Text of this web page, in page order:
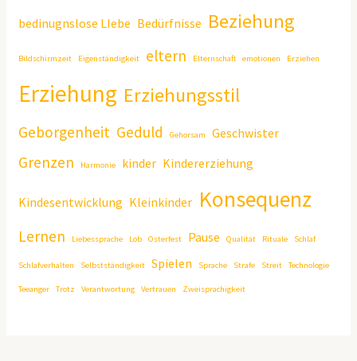
bedinugnslose LIebe Bedürfnisse Beziehung
Bildschirmzeit Eigenständigkeit eltern Elternschaft emotionen Erziehen
Erziehung Erziehungsstil
Geborgenheit Geduld Gehorsam Geschwister
Grenzen Harmonie kinder Kindererziehung
Kindesentwicklung Kleinkinder Konsequenz
Lernen Liebessprache Lob Osterfest Pause Qualität Rituale Schlaf
Schlafverhalten Selbstständigkeit Spielen Sprache Strafe Streit Technologie
Teeanger Trotz Verantwortung Vertrauen Zweisprachigkeit